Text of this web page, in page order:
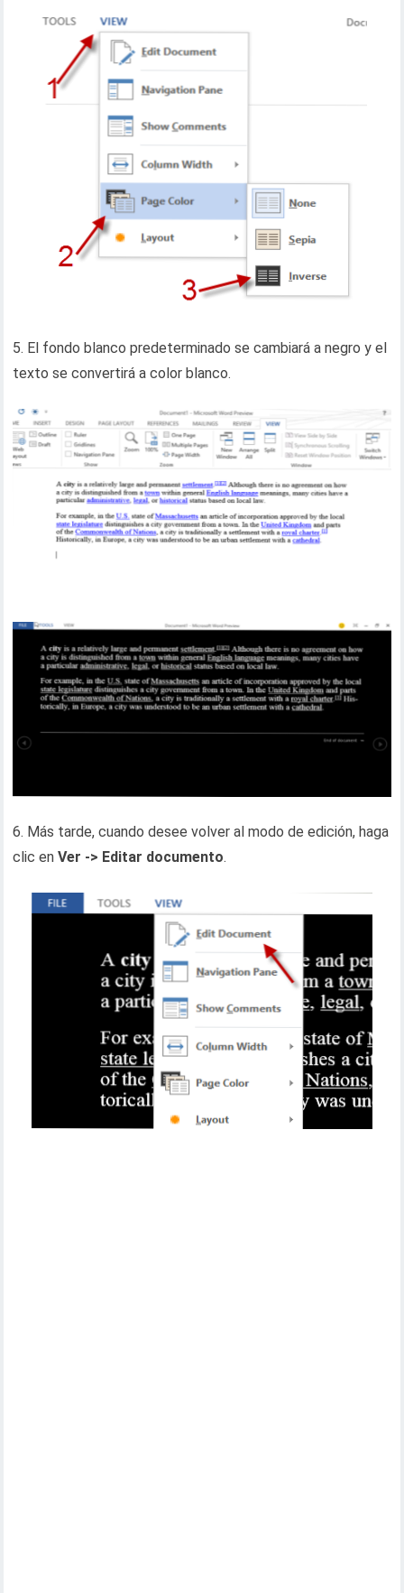
5. El fondo blanco predeterminado se cambiará a negro y el
texto se convertirá a color blanco.
6. Más tarde, cuando desee volver al modo de edición, haga
clic enVer -> Editar documento.